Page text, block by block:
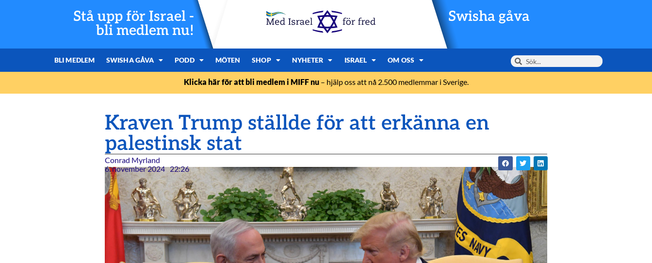
Stå upp för Israel -
bli medlem nu!
Swisha gåva
BLI MEDLEM SWISHA GÅVA PODD MÖTEN SHOP NYHETER ISRAEL OM OSS
Klicka här för att bli medlem i MIFF nu– hjälp oss att nå 2.500 medlemmar i Sverige.
Kraven Trump ställde för att erkänna en
palestinsk stat
Conrad Myrland
6. november 2024 22:26